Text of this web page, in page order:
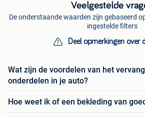
Veelgestelde
De onderstaande waarden zijn gebaseerd
ingestelde filters
Deel opmerkingen over
Wat zijn de voordelen van het
onderdelen in je auto?
Hoe weet ik of een bekleding van